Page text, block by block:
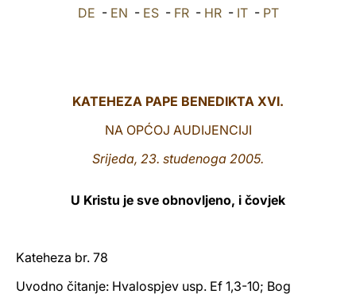
العربيّة DE - EN - ES- FR- HR- IT- PT
KATEHEZA PAPE BENEDIKTA XVI.
NA OPĆOJ AUDIJENCIJI
Srijeda, 23. studenoga 2005.
U Kristu je sve obnovljeno, i čovjek
Kateheza br. 78
Uvodno čitanje: Hvalospjev usp. Ef 1,3-10; Bog